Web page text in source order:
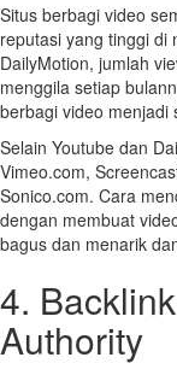
Situs berbagi video
reputasi yang tinggi di
DailyMotion, jumlah
menggila setiap
berbagi video menjadi
Selain Youtube dan
Vimeo.com,
Sonico.com. Cara
dengan membuat
bagus dan menarik
4.
Authority